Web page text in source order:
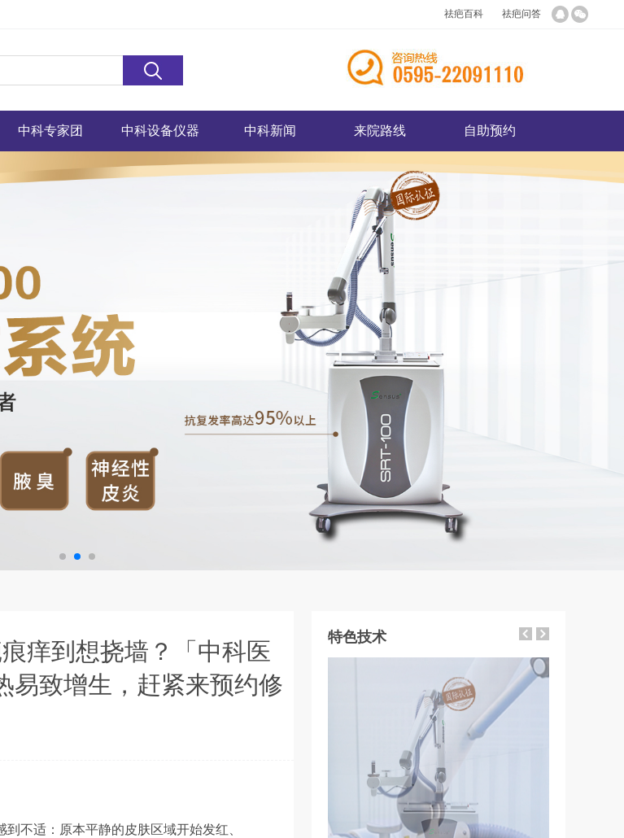
祛疤百科 祛疤问答
中科专家团 中科设备仪器 中科新闻 来院路线 自助预约
痕痒到想挠墙？「中科医
易致增生，赶紧来预约修
不适：原本平静的皮肤区域开始发红、
特色技术